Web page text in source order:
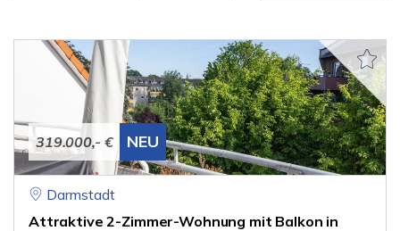
319.000,- € NEU
Darmstadt
Attraktive 2-Zimmer-Wohnung mit Balkon in